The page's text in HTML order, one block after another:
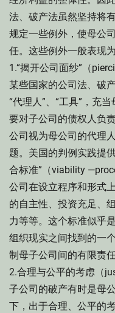
法、破产法虽然坚持将
规定一些例外，使母公
任。这些例外一般表现
1.“揭开公司面纱”（
某些国家的公司法、破
“代理人”、“工具”，充
要对子公司的债权人负
公司视为母公司的代理
题。美国的判例实践提
合标准”（viability
公司在设立程序和形式
的自主性、投资充足、
力等等。这个标准似乎
组织现实之间找到的一
制母子公司间的有限责
2.合理与公平的考虑（
子公司的破产有时是母
下，出于合理、公平的